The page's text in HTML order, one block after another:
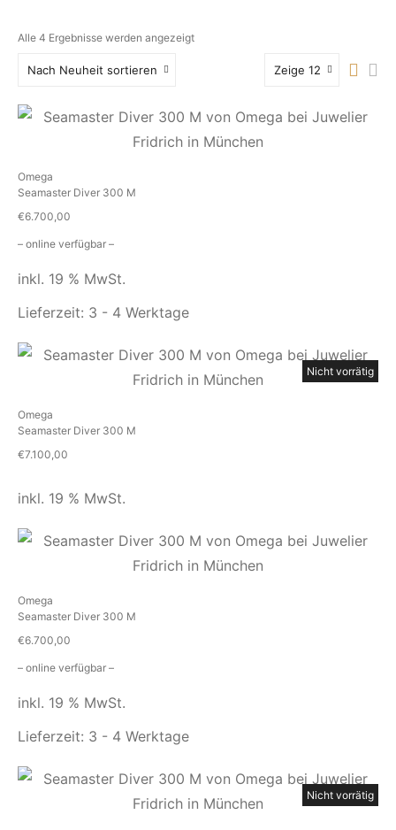
Alle 4 Ergebnisse werden angezeigt
Nach Neuheit sortieren Zeige 12
Omega
Seamaster Diver 300 M
€6.700,00
– online verfügbar –
inkl. 19 % MwSt.
Lieferzeit: 3 - 4 Werktage
Nicht vorrätig
Omega
Seamaster Diver 300 M
€7.100,00
inkl. 19 % MwSt.
Omega
Seamaster Diver 300 M
€6.700,00
– online verfügbar –
inkl. 19 % MwSt.
Lieferzeit: 3 - 4 Werktage
Nicht vorrätig